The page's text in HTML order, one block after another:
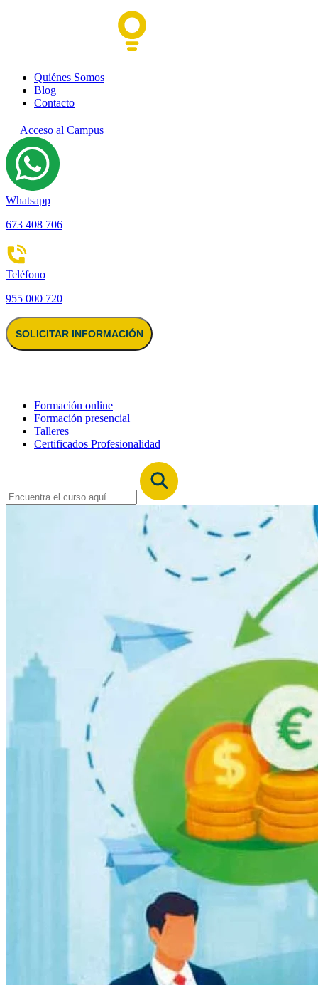
Quiénes Somos
Blog
Contacto
Acceso al Campus
Whatsapp
673 408 706
Teléfono
955 000 720
SOLICITAR INFORMACIÓN
Formación online
Formación presencial
Talleres
Certificados Profesionalidad